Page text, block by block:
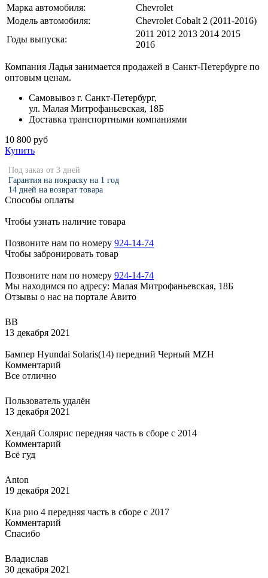
Марка автомобиля:
Chevrolet
Модель автомобиля:
Chevrolet Cobalt 2 (2011-2016)
Годы выпуска:
2011 2012 2013 2014 2015
2016
Компания Ладья занимается продажей в Санкт-Петербурге по
оптовым ценам.
Самовывоз г. Санкт-Петербург,
ул. Малая Митрофаньевская, 18Б
Доставка транспортными компаниями
10 800 руб
Купить
Под заказ от 3 дней
Гарантия на покраску на 1 год
14 дней на возврат товара
Способы оплаты
Чтобы узнать наличие товара
Позвоните нам по номеру 924-14-74
Чтобы забронировать товар
Позвоните нам по номеру 924-14-74
Мы находимся по адресу: Малая Митрофаньевская, 18Б
Отзывы о нас на портале Авито
ВВ
13 декабря 2021
Бампер Hyundai Solaris(14) передний Черный MZH
Комментарий
Все отлично
Пользователь удалён
13 декабря 2021
Хендай Солярис передняя часть в сборе с 2014
Комментарий
Всё гуд
Anton
19 декабря 2021
Киа рио 4 передняя часть в сборе с 2017
Комментарий
Спасибо
Владислав
30 декабря 2021